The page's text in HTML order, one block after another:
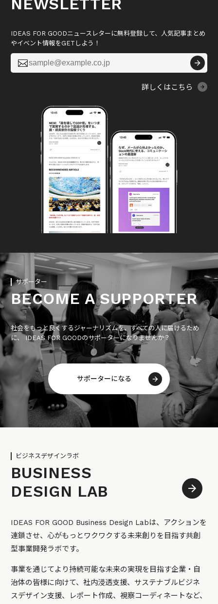
NEWSLETTER
IDEAS FOR GOODニュースレターに無料登録して、人気記事まとめ
やイベント情報をGETしよう！

詳しくはこちら
サポーター
BECOME A SUPPORTER
社会をもっと良くするジャーナリズムを、すべての人に届けるため
に、 IDEAS FOR GOODのサポーターになりませんか？
サポーターになる
ビジネスデザインラボ
BUSINESS
DESIGN LAB
IDEAS FOR GOOD Business Design Labは、アクションを
連鎖させ、心がもっとワクワクする未来創りを目指す共創
型事業開発ラボです。
事業を通じてより持続可能な未来の実現を目指す企業・自
治体の皆様に向けて、社内浸透支援、サステナブルビジネ
スデザイン支援、レポート作成、視察コーディネートなど、